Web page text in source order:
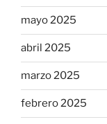
mayo 2025
abril 2025
marzo 2025
febrero 2025